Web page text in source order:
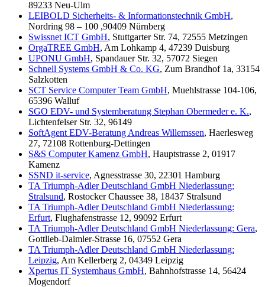
89233 Neu-Ulm
LEIBOLD Sicherheits- & Informationstechnik GmbH,
Nordring 98 – 100 ,90409 Nürnberg
Swissnet ICT GmbH, Stuttgarter Str. 74, 72555 Metzingen
OrgaTREE GmbH, Am Lohkamp 4, 47239 Duisburg
UPONU GmbH, Spandauer Str. 32, 57072 Siegen
Schnell Systems GmbH & Co. KG, Zum Brandhof 1a, 33154
Salzkotten
SCT Service Computer Team GmbH, Muehlstrasse 104-106,
65396 Walluf
SGO EDV- und Systemberatung Stephan Obermeder e. K.,
Lichtenfelser Str. 32, 96149
SoftAgent EDV-Beratung Andreas Willemssen, Haerlesweg
27, 72108 Rottenburg-Dettingen
S&S Computer Kamenz GmbH, Hauptstrasse 2, 01917
Kamenz
SSND it-service, Agnesstrasse 30, 22301 Hamburg
TA Triumph-Adler Deutschland GmbH Niederlassung:
Stralsund, Rostocker Chaussee 38, 18437 Stralsund
TA Triumph-Adler Deutschland GmbH Niederlassung:
Erfurt, Flughafenstrasse 12, 99092 Erfurt
TA Triumph-Adler Deutschland GmbH Niederlassung: Gera,
Gottlieb-Daimler-Strasse 16, 07552 Gera
TA Triumph-Adler Deutschland GmbH Niederlassung:
Leipzig, Am Kellerberg 2, 04349 Leipzig
Xpertus IT Systemhaus GmbH, Bahnhofstrasse 14, 56424
Mogendorf